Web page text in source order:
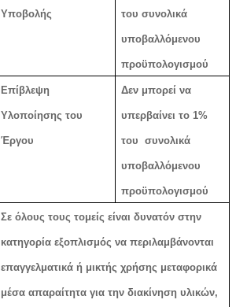
Υποβολής του συνολικά
υποβαλλόμενου
προϋπολογισμού
Επίβλεψη
Υλοποίησης του
Έργου
Δεν μπορεί να
υπερβαίνει το 1%
του συνολικά
υποβαλλόμενου
προϋπολογισμού
Σε όλους τους τομείς είναι δυνατόν στην
κατηγορία εξοπλισμός να περιλαμβάνονται
επαγγελματικά ή μικτής χρήσης μεταφορικά
μέσα απαραίτητα για την διακίνηση υλικών,